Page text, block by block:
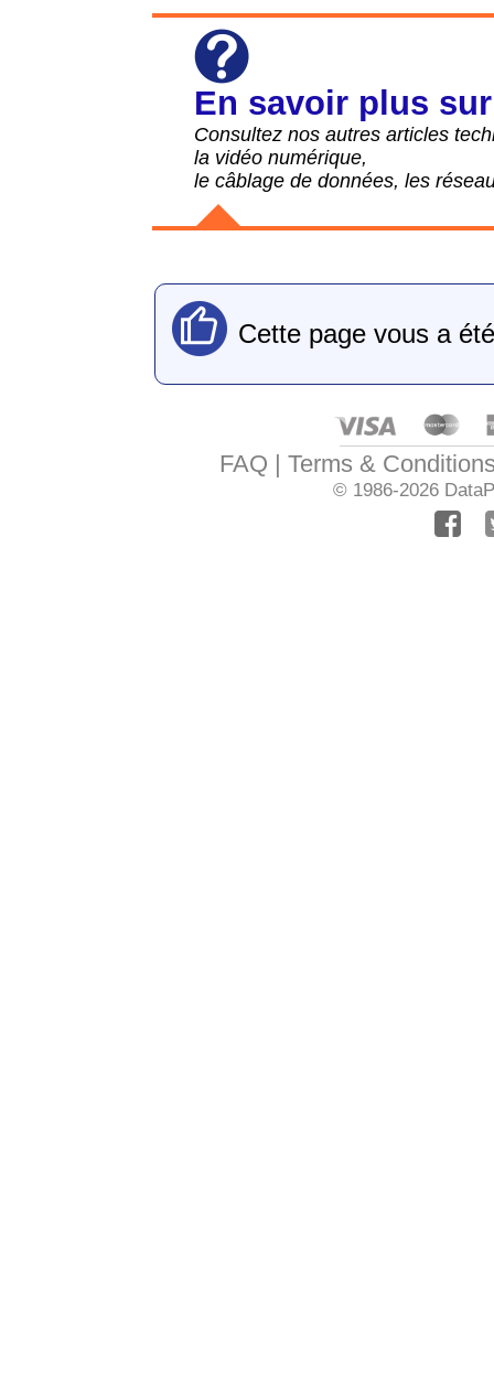
En savoir plus
Consultez nos autres articles
la vidéo numérique,
le câblage de données, les
Cette page vous a
FAQ Terms &
© 1986-2026